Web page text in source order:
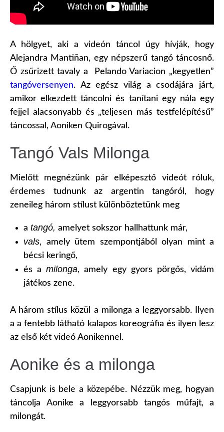
A hölgyet, aki a videón táncol úgy hívják, hogy
Alejandra Mantiñan, egy népszerű tangó táncosnő.
Ő zsűrizett tavaly a Pelando Variacion „kegyetlen”
tangóversenyen. Az egész világ a csodájára járt,
amikor elkezdett táncolni és tanítani egy nála egy
fejjel alacsonyabb és „teljesen más testfelépítésű”
táncossal, Aoniken Quirogával.
Tangó Vals Milonga
Mielőtt megnézünk pár elképesztő videót róluk,
érdemes tudnunk az argentin tangóról, hogy
zeneileg három stílust különböztetünk meg
a tangó, amelyet sokszor hallhattunk már,
vals, amely ütem szempontjából olyan mint a
bécsi keringő,
és amilonga, amely egy gyors pörgős, vidám
játékos zene.
A három stílus közül a milonga a leggyorsabb. Ilyen
a a fentebb látható kalapos koreográfia és ilyen lesz
az első két videó Aonikennel.
Aonike és a milonga
Csapjunk is bele a közepébe. Nézzük meg, hogyan
táncolja Aonike a leggyorsabb tangós műfajt, a
milongát.